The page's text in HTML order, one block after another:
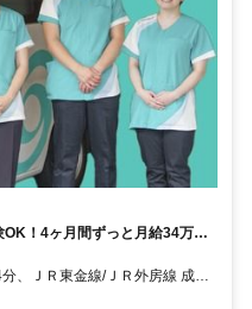
OK！4ヶ月間ずっと月給34万
お仕事を挑戦してみませんか？
、ＪＲ東金線/ＪＲ外房線 成東
名出入口2徒歩約48分